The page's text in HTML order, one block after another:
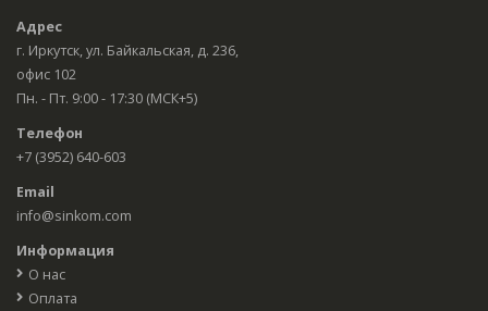
Адрес
г. Иркутск, ул. Байкальская, д. 236,
офис 102
Пн. - Пт. 9:00 - 17:30 (МСК+5)
Телефон
+7 (3952) 640-603
Email
info@sinkom.com
Информация
О нас
Оплата